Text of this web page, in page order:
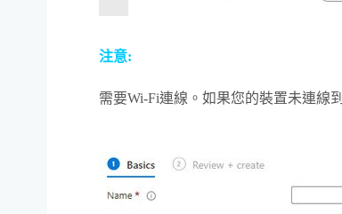
注意:
需要Wi‍-Fi連線。如果您的裝置未連線到